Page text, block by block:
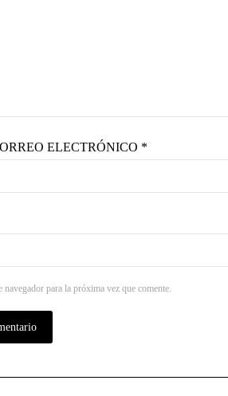
ELECTRÓNICO *
para la próxima vez que comente.